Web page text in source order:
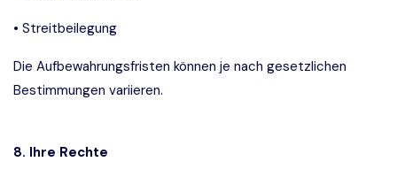
• Streitbeilegung
Die Aufbewahrungsfristen können je nach gesetzlichen
Bestimmungen variieren.
8. Ihre Rechte